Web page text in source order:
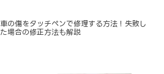
車の傷をタッチペンで修理する方法！失敗し
た場合の修正方法も解説